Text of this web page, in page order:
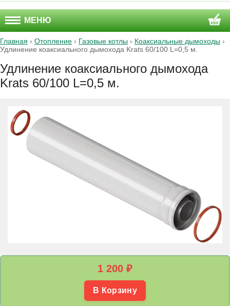
МЕНЮ
Главная › Отопление › Газовые котлы › Коаксиальные дымоходы ›
Удлинение коаксиального дымохода Krats 60/100 L=0,5 м.
Удлинение коаксиального дымохода
Krats 60/100 L=0,5 м.
1 200 ₽
В Корзину